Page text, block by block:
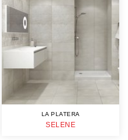
LA PLATERA
SELENE